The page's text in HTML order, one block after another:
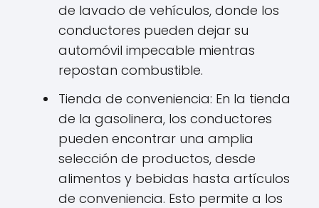
de lavado de vehículos, donde los
conductores pueden dejar su
automóvil impecable mientras
repostan combustible.
Tienda de conveniencia: En la tienda
de la gasolinera, los conductores
pueden encontrar una amplia
selección de productos, desde
alimentos y bebidas hasta artículos
de conveniencia. Esto permite a los